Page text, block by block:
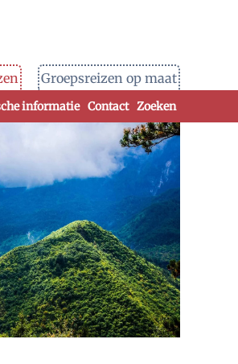
Groepsreizen op maat
informatie Contact Zoeken